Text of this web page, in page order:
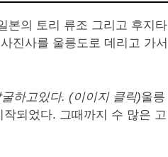
본의 토리 류조 그리고 후지타
진사를 울릉도로 데리고 가서
하고있다. (이이지 클릭)울릉
되었다. 그때까지 수 많은 고